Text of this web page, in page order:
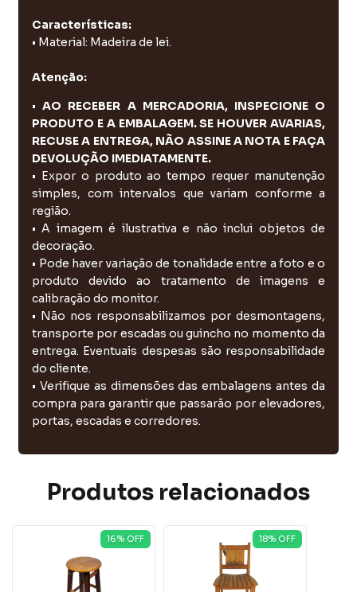
Características:
• Material: Madeira de lei.
Atenção:
•AO RECEBER A MERCADORIA, INSPECIONE O
PRODUTO E A EMBALAGEM. SE HOUVER AVARIAS,
RECUSE A ENTREGA, NÃO ASSINE A NOTA E FAÇA
DEVOLUÇÃO IMEDIATAMENTE.
• Expor o produto ao tempo requer manutenção
simples, com intervalos que variam conforme a
região.
• A imagem é ilustrativa e não inclui objetos de
decoração.
• Pode haver variação de tonalidade entre a foto e o
produto devido ao tratamento de imagens e
calibração do monitor.
• Não nos responsabilizamos por desmontagens,
transporte por escadas ou guincho no momento da
entrega. Eventuais despesas são responsabilidade
do cliente.
• Verifique as dimensões das embalagens antes da
compra para garantir que passarão por elevadores,
portas, escadas e corredores.
Produtos relacionados
16% OFF 18% OFF